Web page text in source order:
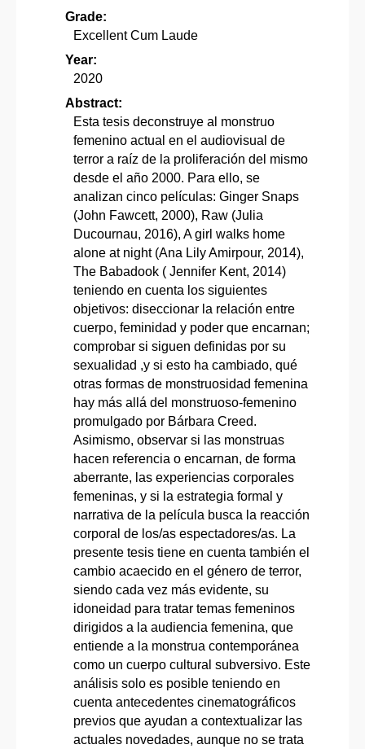
Grade:
Excellent Cum Laude
Year:
2020
Abstract:
Esta tesis deconstruye al monstruo
femenino actual en el audiovisual de
terror a raíz de la proliferación del mismo
desde el año 2000. Para ello, se
analizan cinco películas: Ginger Snaps
(John Fawcett, 2000), Raw (Julia
Ducournau, 2016), A girl walks home
alone at night (Ana Lily Amirpour, 2014),
The Babadook ( Jennifer Kent, 2014)
teniendo en cuenta los siguientes
objetivos: diseccionar la relación entre
cuerpo, feminidad y poder que encarnan;
comprobar si siguen definidas por su
sexualidad ,y si esto ha cambiado, qué
otras formas de monstruosidad femenina
hay más allá del monstruoso-femenino
promulgado por Bárbara Creed.
Asimismo, observar si las monstruas
hacen referencia o encarnan, de forma
aberrante, las experiencias corporales
femeninas, y si la estrategia formal y
narrativa de la película busca la reacción
corporal de los/as espectadores/as. La
presente tesis tiene en cuenta también el
cambio acaecido en el género de terror,
siendo cada vez más evidente, su
idoneidad para tratar temas femeninos
dirigidos a la audiencia femenina, que
entiende a la monstrua contemporánea
como un cuerpo cultural subversivo. Este
análisis solo es posible teniendo en
cuenta antecedentes cinematográficos
previos que ayudan a contextualizar las
actuales novedades, aunque no se trata